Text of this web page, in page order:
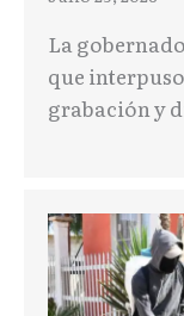
La
que
grabación y